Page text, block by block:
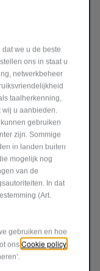
TE
we u de beste
ons in staat u
netwerkbeheer
taalherkenning,
wij u aanbieden.
gebruiken
zijn. Sommige
in landen buiten
mogelijk nog
van de
In dat
(Art.
gebruiken en hoe
ons Cookie policy